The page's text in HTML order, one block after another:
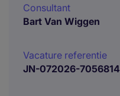
Consultant
Bart Van Wiggen
Vacature referentie
JN-072026-7056814